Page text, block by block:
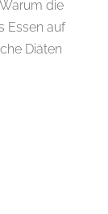
die
Essen auf
Diäten